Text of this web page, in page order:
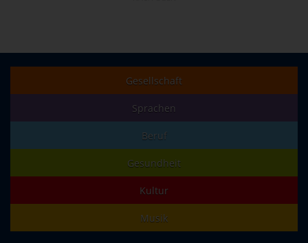
Gesellschaft
Sprachen
Beruf
Gesundheit
Kultur
Musik